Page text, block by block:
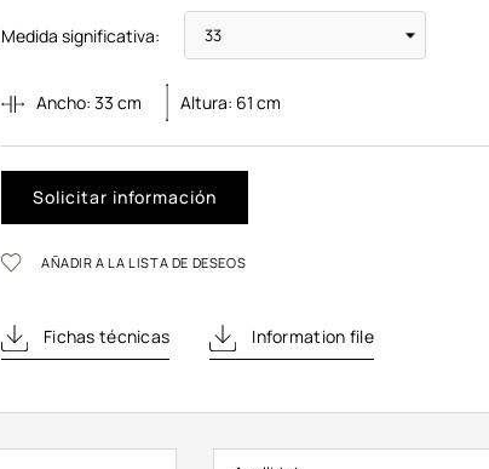
Medida significativa:
Ancho: 33 cm Altura: 61 cm
Solicitar información
AÑADIR A LA LISTA DE DESEOS
Fichas técnicas Information file